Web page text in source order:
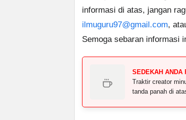
informasi di atas, jangan
ilmuguru97@gmail.com,
Semoga sebaran informasi
SEDEKAH ANDA
Traktir creator
tanda panah di